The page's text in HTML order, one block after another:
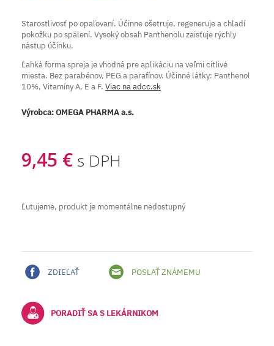
Starostlivosť po opaľovaní. Účinne ošetruje, regeneruje a chladí
pokožku po spálení. Vysoký obsah Panthenolu zaisťuje rýchly
nástup účinku.
Ľahká forma spreja je vhodná pre aplikáciu na veľmi citlivé
miesta. Bez parabénov, PEG a parafínov. Účinné látky: Panthenol
10%, Vitamíny A, E a F. Viac na adcc.sk
Výrobca:OMEGA PHARMA a.s.
9,45 € s DPH
Ľutujeme, produkt je momentálne nedostupný
ZDIEĽAŤ POSLAŤ ZNÁMEMU
PORADIŤ SA S LEKÁRNIKOM